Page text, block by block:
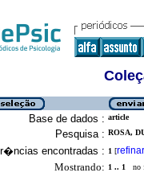
Base de dados : article
Pesquisa : ROSA,
encontradas : 1 [refinar
Mostrando: 1 .. 1 no